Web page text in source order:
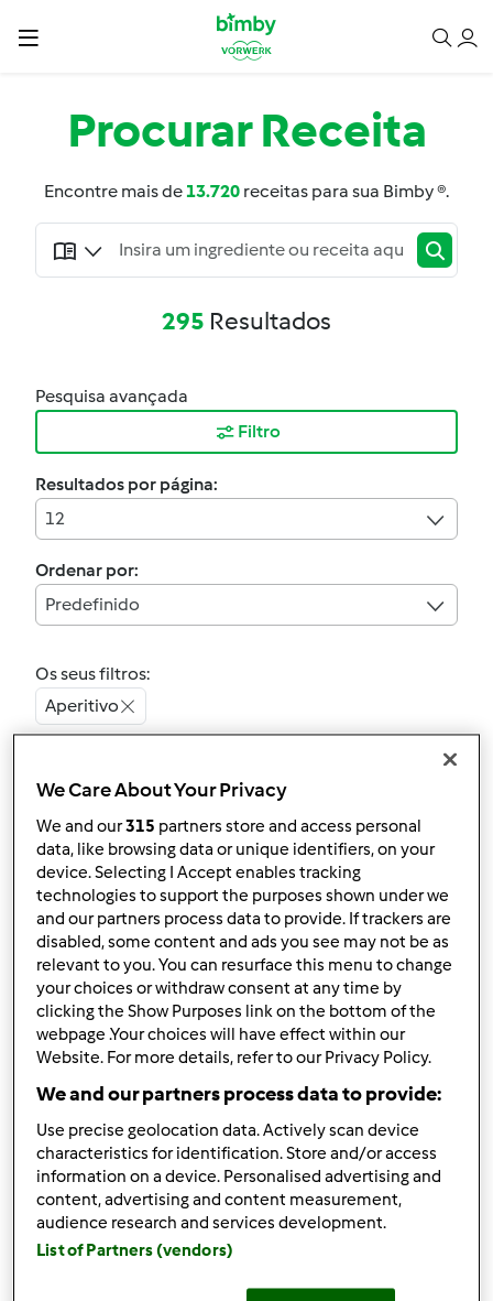
ProcurarReceita
Encontre mais de13.720 receitas para sua Bimby ®.
295 Resultados
Pesquisa avançada
Filtro
Resultados por página:
12
Ordenar por:
Predefinido
Os seus filtros:
Aperitivo
4.9(13)
Queijo Fresco
porcj70
14 13 Fácil 1 6min
4.7(13)
Pizza (tipo pizza Hut)
porAssiralc
55min
4.6 (11)
Paté delícia de atum
We Care About Your Privacy
We and our315 partners store and access personal
data, like browsing data or unique identifiers, on your
device. Selecting I Accept enables tracking
technologies to support the purposes shown under we
and our partners process data to provide. If trackers are
disabled, some content and ads you see may not be as
relevant to you. You can resurface this menu to change
your choices or withdraw consent at any time by
clicking the Show Purposes link on the bottom of the
webpage .Your choices will have effect within our
Website. For more details, refer to our Privacy Policy.
We and our partners process data to provide:
Use precise geolocation data. Actively scan device
characteristics for identification. Store and/or access
information on a device. Personalised advertising and
content, advertising and content measurement,
audience research and services development.
List of Partners (vendors)